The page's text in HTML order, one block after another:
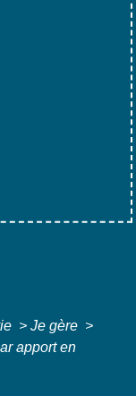
> Je gère >
apport en